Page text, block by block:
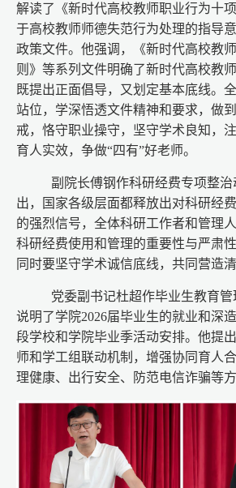
解读了《新时代高校教师职业行为十
于高校教师师德失范行为处理的指导
政策文件。他强调，《新时代高校教
则》等系列文件明确了新时代高校教
既提出正面倡导，又划定基本底线。
站位，学深悟透文件精神和要求，做
戒，恪守职业操守，坚守学术良知，
育人实效，争做“四有”好老师。
副院长傅钢作科研经费专项整
出，国家各级层面都释放出对科研经
的强烈信号，全体科研工作者和管理
科研经费使用和管理的重要性与严肃
同时要坚守学术诚信底线，共同营造
党委副书记杜超作毕业生教育
说明了学院2026届毕业生的就业和深
段学校和学院毕业季活动安排。他提
师和学工组联动机制，增强协同育人
理健康、出行安全、防范电信诈骗等